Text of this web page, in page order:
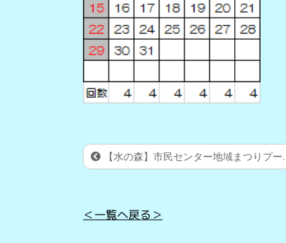
【水の森】市民センター地域まつりプー...
＜一覧へ戻る＞